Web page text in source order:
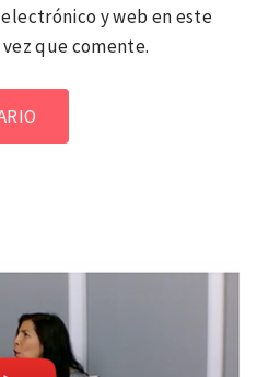
y web en este
que comente.